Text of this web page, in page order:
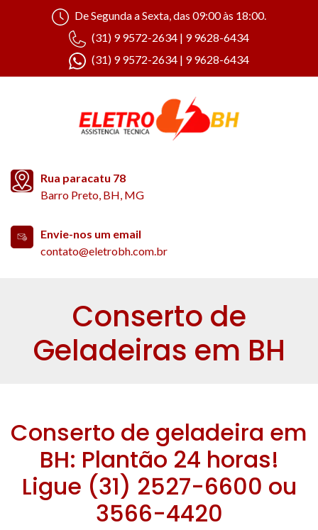
De Segunda a Sexta, das 09:00 às 18:00.
(31) 9 9572-2634 | 9 9628-6434
(31) 9 9572-2634 | 9 9628-6434
Rua paracatu 78
Barro Preto, BH, MG
Envie-nos um email
contato@eletrobh.com.br
Conserto de
Geladeiras em BH
Conserto de geladeira em
BH: Plantão 24 horas!
Ligue (31) 2527-6600 ou
3566-4420